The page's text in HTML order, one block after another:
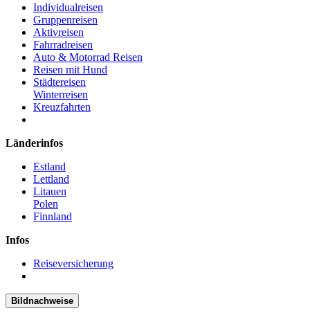
Individualreisen
Gruppenreisen
Aktivreisen
Fahrradreisen
Auto & Motorrad Reisen
Reisen mit Hund
Städtereisen
Winterreisen
Kreuzfahrten
Länderinfos
Estland
Lettland
Litauen
Polen
Finnland
Infos
Reiseversicherung
Bildnachweise